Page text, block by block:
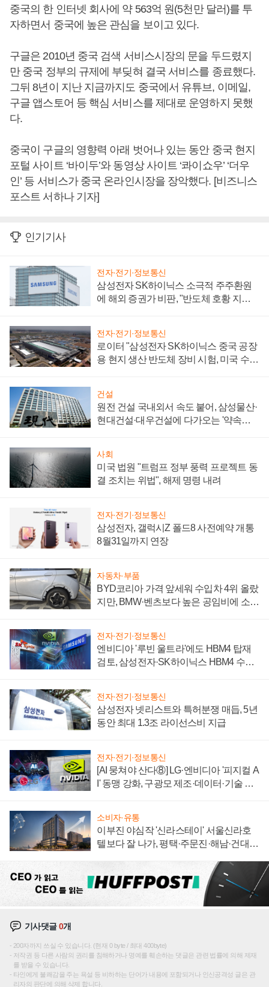
중국의 한 인터넷 회사에 약 563억 원(5천만 달러)를 투
자하면서 중국에 높은 관심을 보이고 있다.
구글은 2010년 중국 검색 서비스시장의 문을 두드렸지
만 중국 정부의 규제에 부딪혀 결국 서비스를 종료했다.
그뒤 8년이 지난 지금까지도 중국에서 유튜브, 이메일,
구글 앱스토어 등 핵심 서비스를 제대로 운영하지 못했
다.
중국이 구글의 영향력 아래 벗어나 있는 동안 중국 현지
포털 사이트 ‘바이두’와 동영상 사이트 ‘콰이쇼우’ ‘더우
인’ 등 서비스가 중국 온라인시장을 장악했다. [비즈니스
포스트 서하나 기자]
인기기사
전자·전기·정보통신
삼성전자 SK하이닉스 소극적 주주환원
에 해외 증권가 비판, "반도체 호황 지속
전자·전기·정보통신
로이터 "삼성전자 SK하이닉스 중국 공장
용 현지 생산 반도체 장비 시험, 미국 수출
건설
원전 건설 국내외서 속도 붙어, 삼성물산·
현대건설·대우건설에 다가오는 '약속의
사회
미국 법원 "트럼프 정부 풍력 프로젝트 동
결 조치는 위법", 해제 명령 내려
전자·전기·정보통신
삼성전자, 갤럭시Z 폴드8 사전예약 개통
8월31일까지 연장
자동차·부품
BYD코리아 가격 앞세워 수입차 4위 올랐
지만, BMW·벤츠보다 높은 공임비에 소비
전자·전기·정보통신
엔비디아 '루빈 울트라'에도 HBM4 탑재
검토, 삼성전자·SK하이닉스 HBM4 수율
전자·전기·정보통신
삼성전자 넷리스트와 특허분쟁 매듭, 5년
동안 최대 1.3조 라이선스비 지급
전자·전기·정보통신
[AI 뭉쳐야 산다⑧] LG·엔비디아 '피지컬 A
I' 동맹 강화, 구광모 제조·데이터·기술 결
소비자·유통
이부진 야심작 '신라스테이' 서울신라호
텔보다 잘 나가, 평택·주문진·해남·건대로
기사댓글0개
200자까지 쓰실 수 있습니다. (현재 0 byte / 최대 400byte)
저작권 등 다른 사람의 권리를 침해하거나 명예를 훼손하는 댓글은 관련 법률에 의해 제재
를 받을 수 있습니다.
타인에게 불쾌감을 주는 욕설 등 비하하는 단어가 내용에 포함되거나 인신공격성 글은 관
리자의 판단에 의해 삭제 합니다.